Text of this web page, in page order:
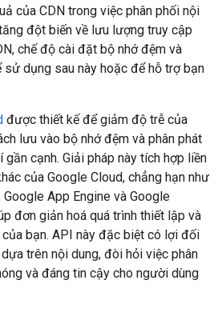
của CDN trong việc phân phối nội
đột biến về lưu lượng truy cập
chế độ cài đặt bộ nhớ đệm và
dụng sau này hoặc để hỗ trợ bạn
được thiết kế để giảm độ trễ của
lưu vào bộ nhớ đệm và phân phát
cạnh. Giải pháp này tích hợp liền
của Google Cloud, chẳng hạn như
App Engine và Google
đơn giản hoá quá trình thiết lập và
bạn. API này đặc biệt có lợi đối
trên nội dung, đòi hỏi việc phân
và đáng tin cậy cho người dùng